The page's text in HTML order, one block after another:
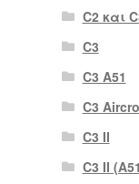
C2 και
C3
C3 A51
C3
C3 II
C3 II